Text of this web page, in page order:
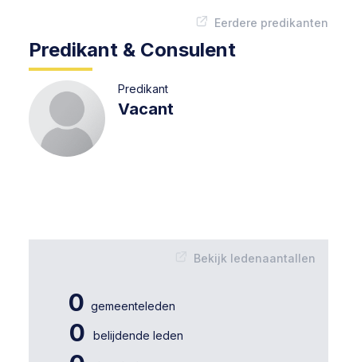
Predikant & Consulent
Eerdere predikanten
Predikant
Vacant
Bekijk ledenaantallen
0 gemeenteleden
0 belijdende leden